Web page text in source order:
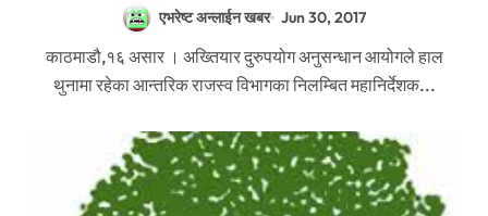
एभरेष्ट अन्लाईन खबर Jun 30, 2017
काठमाडौ,१६ असार । अख्तियार दुरुपयोग अनुसन्धान आयोगले हाल
थुनामा रहेका आन्तरिक राजस्व विभागका निलम्बित महानिर्देशक...